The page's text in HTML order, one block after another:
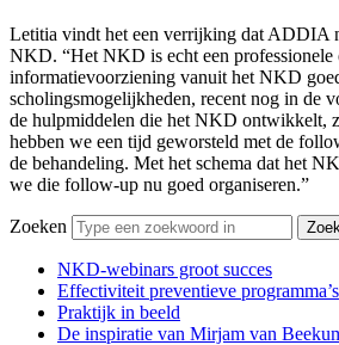
Letitia vindt het een verrijking dat ADDIA
NKD. “Het NKD is echt een professionele
informatievoorziening vanuit het NKD
scholingsmogelijkheden, recent nog in de
de hulpmiddelen die het NKD ontwikkelt,
hebben we een tijd geworsteld met de
de behandeling. Met het schema dat het
we die follow-up nu goed organiseren.”
Zoeken
NKD-webinars groot succes
Effectiviteit preventieve programma’s
Praktijk in beeld
De inspiratie van Mirjam van